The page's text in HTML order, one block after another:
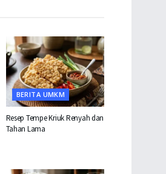
BERITA UMKM
Resep Tempe Kriuk Renyah dan
Tahan Lama